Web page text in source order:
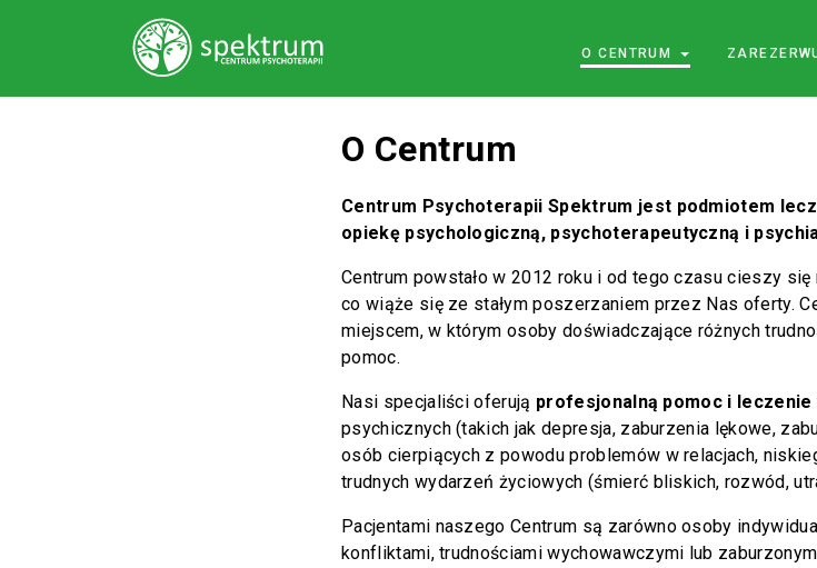
O CENTRUM
O Centrum
Centrum Psychoterapii Spektrum jest podmiotem
opiekę psychologiczną, psychoterapeutyczną i
Centrum powstało w 2012 roku i od tego czasu cieszy
co wiąże się ze stałym poszerzaniem przez Nas oferty.
miejscem, w którym osoby doświadczające różnych
pomoc.
Nasi specjaliści oferują profesjonalną pomoc i leczenie
psychicznych (takich jak depresja, zaburzenia lękowe,
osób cierpiących z powodu problemów w relacjach,
trudnych wydarzeń życiowych (śmierć bliskich, rozwód,
Pacjentami naszego Centrum są zarówno osoby
konfliktami, trudnościami wychowawczymi lub